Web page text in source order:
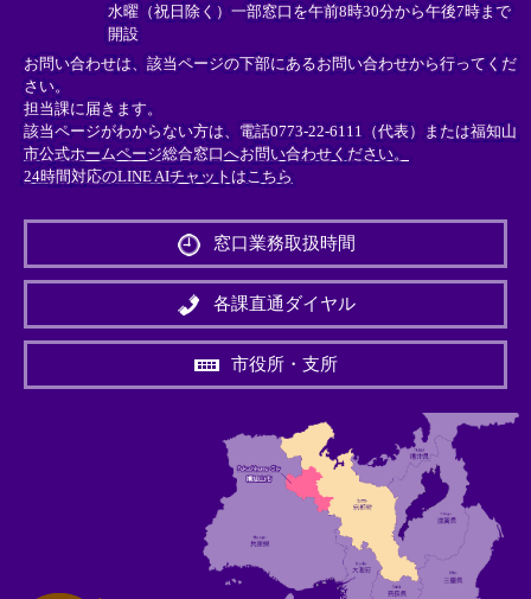
水曜（祝日除く）一部窓口を午前8時30分から午後7時まで
開設
お問い合わせは、該当ページの下部にあるお問い合わせから行ってくだ
さい。
担当課に届きます。
該当ページがわからない方は、電話0773-22-6111（代表）または福知山
市公式ホームページ総合窓口へお問い合わせください。
24時間対応のLINE AIチャットはこちら
外
リ
ン
＞
窓口業務取扱時間
各課直通ダイヤル
市役所・支所